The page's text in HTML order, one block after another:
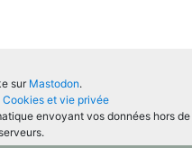
sur Mastodon.
Cookies et vie privée
envoyant vos données hors de